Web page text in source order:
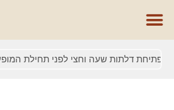
שעה וחצי לפני תחילת המופע בשל